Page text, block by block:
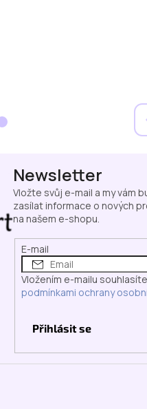
Newsletter
Vložte svůj e-mail a my vám
zasílat informace o nových
na našem e-shopu.
E-mail
Vložením e-mailu
podmínkami ochrany
Přihlásit se